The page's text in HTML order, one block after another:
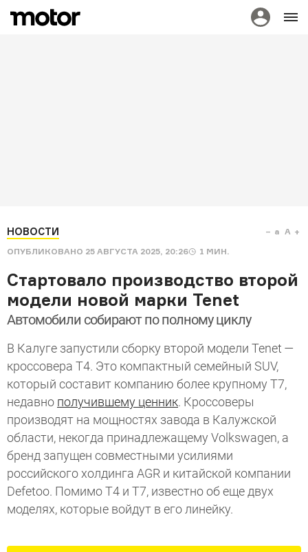
НОВОСТИ
ОПУБЛИКОВАНО 25 АВГУСТА 2025, 20:26 1 МИН.
a A
Стартовало производство второй
модели новой марки Tenet
Автомобили собирают по полному циклу
В Калуге запустили сборку второй модели Tenet —
кроссовера T4. Это компактный семейный SUV,
который составит компанию более крупному T7,
недавно получившему ценник. Кроссоверы
производят на мощностях завода в Калужской
области, некогда принадлежащему Volkswagen, а
бренд запущен совместными усилиями
российского холдинга AGR и китайской компании
Defetoo. Помимо T4 и T7, известно об еще двух
моделях, которые войдут в его линейку.